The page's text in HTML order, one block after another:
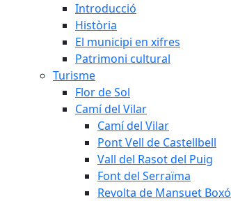
Introducció
Història
El municipi en xifres
Patrimoni cultural
Turisme
Flor de Sol
Camí del Vilar
Camí del Vilar
Pont Vell de Castellbell
Vall del Rasot del Puig
Font del Serraïma
Revolta de Mansuet Boxó